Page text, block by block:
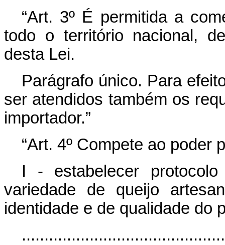
“Art. 3º É permitida a
todo o território nacional,
desta Lei.
Parágrafo único. Para
ser atendidos também os
importador.”
“Art. 4º Compete ao poder
I - estabelecer
variedade de queijo
identidade e de qualidade do